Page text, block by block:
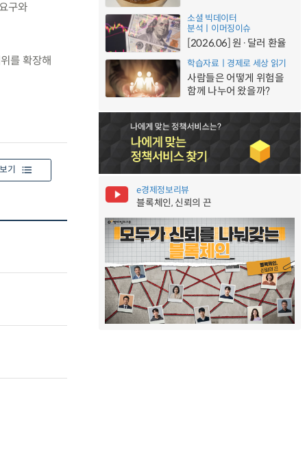
구와
를 확장해
기
소셜 빅데이터
분석ㅣ이머징이슈
[2026.06] 원·달러 환율
학습자료ㅣ경제로 세상 읽기
사람들은 어떻게 위험을
함께 나누어 왔을까?
e경제정보리뷰
블록체인, 신뢰의 끈